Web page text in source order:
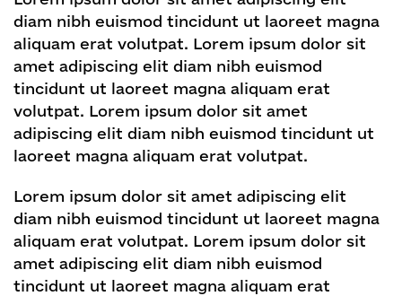
diam nibh euismod tincidunt ut laoreet magna
aliquam erat volutpat. Lorem ipsum dolor sit
amet adipiscing elit diam nibh euismod
tincidunt ut laoreet magna aliquam erat
volutpat. Lorem ipsum dolor sit amet
adipiscing elit diam nibh euismod tincidunt ut
laoreet magna aliquam erat volutpat.
Lorem ipsum dolor sit amet adipiscing elit
diam nibh euismod tincidunt ut laoreet magna
aliquam erat volutpat. Lorem ipsum dolor sit
amet adipiscing elit diam nibh euismod
tincidunt ut laoreet magna aliquam erat